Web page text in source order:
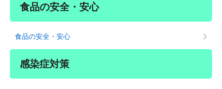
食品の安全・安心
食品の安全・安心
感染症対策